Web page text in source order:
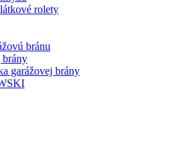
rolety
bránu
brány
garážovej brány